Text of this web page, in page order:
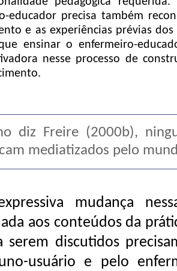
educador precisa também
e as experiências prévias
ensinar o enfermeiro-
nesse processo de
diz Freire (2000b),
mediatizados pelo
mudança
aos conteúdos da
serem discutidos
usuário e pelo